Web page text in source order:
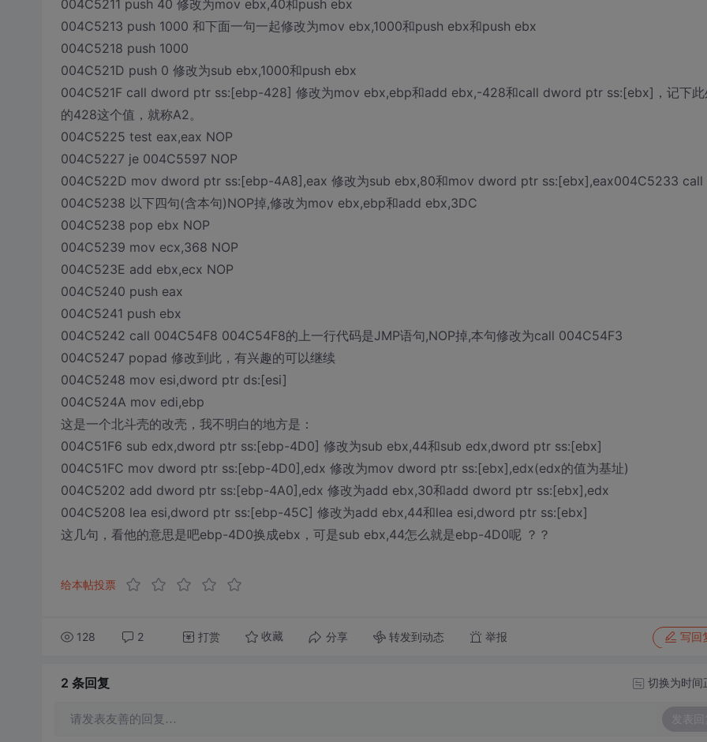
004C5211 push 40 修改为mov ebx,40和push ebx
004C5213 push 1000 和下面一句一起修改为mov ebx,1000和push ebx和push ebx
004C5218 push 1000
004C521D push 0 修改为sub ebx,1000和push ebx
004C521F call dword ptr ss:[ebp-428] 修改为mov ebx,ebp和add ebx,-428和call dword ptr ss:[ebx]，记下此
的428这个值，就称A2。
004C5225 test eax,eax NOP
004C5227 je 004C5597 NOP
004C522D mov dword ptr ss:[ebp-4A8],eax 修改为sub ebx,80和mov dword ptr ss:[ebx],eax004C5233 call
004C5238 以下四句(含本句)NOP掉,修改为mov ebx,ebp和add ebx,3DC
004C5238 pop ebx NOP
004C5239 mov ecx,368 NOP
004C523E add ebx,ecx NOP
004C5240 push eax
004C5241 push ebx
004C5242 call 004C54F8 004C54F8的上一行代码是JMP语句,NOP掉,本句修改为call 004C54F3
004C5247 popad 修改到此，有兴趣的可以继续
004C5248 mov esi,dword ptr ds:[esi]
004C524A mov edi,ebp
这是一个北斗壳的改壳，我不明白的地方是：
004C51F6 sub edx,dword ptr ss:[ebp-4D0] 修改为sub ebx,44和sub edx,dword ptr ss:[ebx]
004C51FC mov dword ptr ss:[ebp-4D0],edx 修改为mov dword ptr ss:[ebx],edx(edx的值为基址)
004C5202 add dword ptr ss:[ebp-4A0],edx 修改为add ebx,30和add dword ptr ss:[ebx],edx
004C5208 lea esi,dword ptr ss:[ebp-45C] 修改为add ebx,44和lea esi,dword ptr ss:[ebx]
这几句，看他的意思是吧ebp-4D0换成ebx，可是sub ebx,44怎么就是ebp-4D0呢 ？？
给本帖投票
128 2 打赏 收藏 分享 转发到动态 举报 写回
2 条回复 切换为时间
请发表友善的回复… 发表回